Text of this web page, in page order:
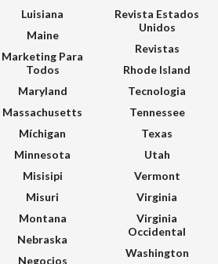
Luisiana
Maine
Marketing Para
Todos
Maryland
Massachusetts
Míchigan
Minnesota
Misisipi
Misuri
Montana
Nebraska
Negocios
Revista Estados
Unidos
Revistas
Rhode Island
Tecnologia
Tennessee
Texas
Utah
Vermont
Virginia
Virginia
Occidental
Washington